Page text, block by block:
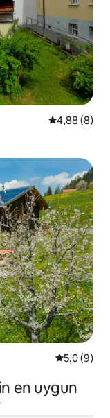
5 üzerinden
4,88 (8)
55,0 (9)
en uygun